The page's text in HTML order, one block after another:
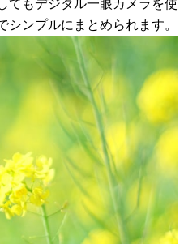
てもデジタル一眼カメラを使
シンプルにまとめられます。